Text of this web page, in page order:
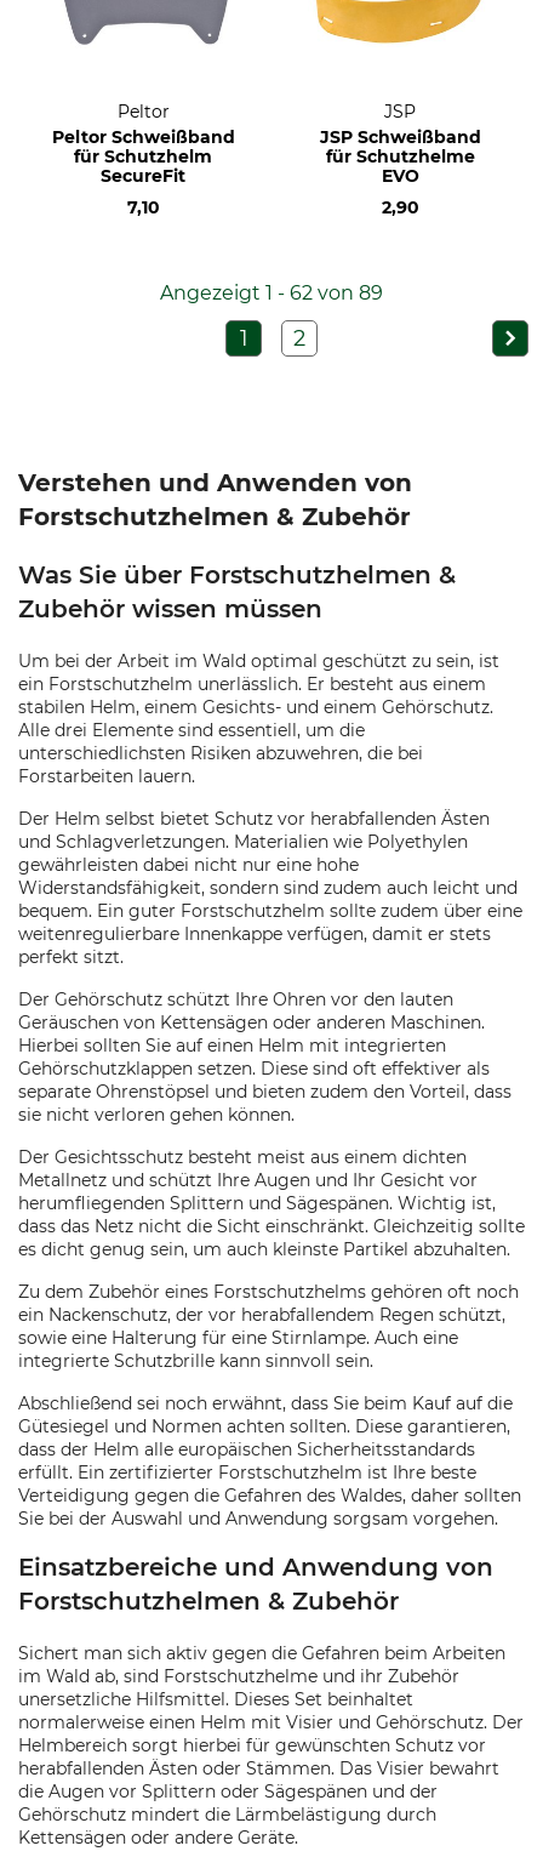
Peltor
Peltor Schweißband
für Schutzhelm
SecureFit
7,10
JSP
JSP Schweißband
für Schutzhelme
EVO
2,90
Angezeigt 1 - 62 von 89
1 2
Verstehen und Anwenden von
Forstschutzhelmen & Zubehör
Was Sie über Forstschutzhelmen &
Zubehör wissen müssen
Um bei der Arbeit im Wald optimal geschützt zu sein, ist
ein Forstschutzhelm unerlässlich. Er besteht aus einem
stabilen Helm, einem Gesichts- und einem Gehörschutz.
Alle drei Elemente sind essentiell, um die
unterschiedlichsten Risiken abzuwehren, die bei
Forstarbeiten lauern.
Der Helm selbst bietet Schutz vor herabfallenden Ästen
und Schlagverletzungen. Materialien wie Polyethylen
gewährleisten dabei nicht nur eine hohe
Widerstandsfähigkeit, sondern sind zudem auch leicht und
bequem. Ein guter Forstschutzhelm sollte zudem über eine
weitenregulierbare Innenkappe verfügen, damit er stets
perfekt sitzt.
Der Gehörschutz schützt Ihre Ohren vor den lauten
Geräuschen von Kettensägen oder anderen Maschinen.
Hierbei sollten Sie auf einen Helm mit integrierten
Gehörschutzklappen setzen. Diese sind oft effektiver als
separate Ohrenstöpsel und bieten zudem den Vorteil, dass
sie nicht verloren gehen können.
Der Gesichtsschutz besteht meist aus einem dichten
Metallnetz und schützt Ihre Augen und Ihr Gesicht vor
herumfliegenden Splittern und Sägespänen. Wichtig ist,
dass das Netz nicht die Sicht einschränkt. Gleichzeitig sollte
es dicht genug sein, um auch kleinste Partikel abzuhalten.
Zu dem Zubehör eines Forstschutzhelms gehören oft noch
ein Nackenschutz, der vor herabfallendem Regen schützt,
sowie eine Halterung für eine Stirnlampe. Auch eine
integrierte Schutzbrille kann sinnvoll sein.
Abschließend sei noch erwähnt, dass Sie beim Kauf auf die
Gütesiegel und Normen achten sollten. Diese garantieren,
dass der Helm alle europäischen Sicherheitsstandards
erfüllt. Ein zertifizierter Forstschutzhelm ist Ihre beste
Verteidigung gegen die Gefahren des Waldes, daher sollten
Sie bei der Auswahl und Anwendung sorgsam vorgehen.
Einsatzbereiche und Anwendung von
Forstschutzhelmen & Zubehör
Sichert man sich aktiv gegen die Gefahren beim Arbeiten
im Wald ab, sind Forstschutzhelme und ihr Zubehör
unersetzliche Hilfsmittel. Dieses Set beinhaltet
normalerweise einen Helm mit Visier und Gehörschutz. Der
Helmbereich sorgt hierbei für gewünschten Schutz vor
herabfallenden Ästen oder Stämmen. Das Visier bewahrt
die Augen vor Splittern oder Sägespänen und der
Gehörschutz mindert die Lärmbelästigung durch
Kettensägen oder andere Geräte.